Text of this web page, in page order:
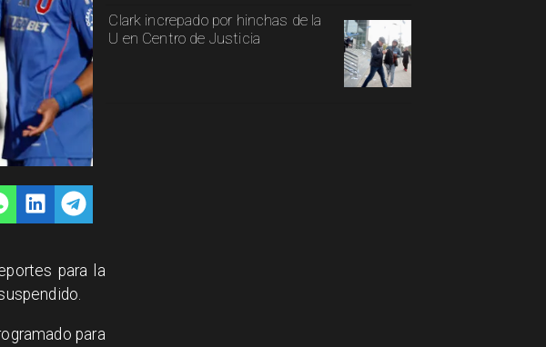
Clark increpado por hinchas de la
U en Centro de Justicia
para la
para